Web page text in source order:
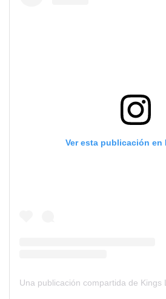
Ver esta publicación en